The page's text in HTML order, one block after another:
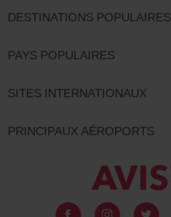
DESTINATIONS POPULAIRES
PAYS POPULAIRES
SITES INTERNATIONAUX
PRINCIPAUX AÉROPORTS